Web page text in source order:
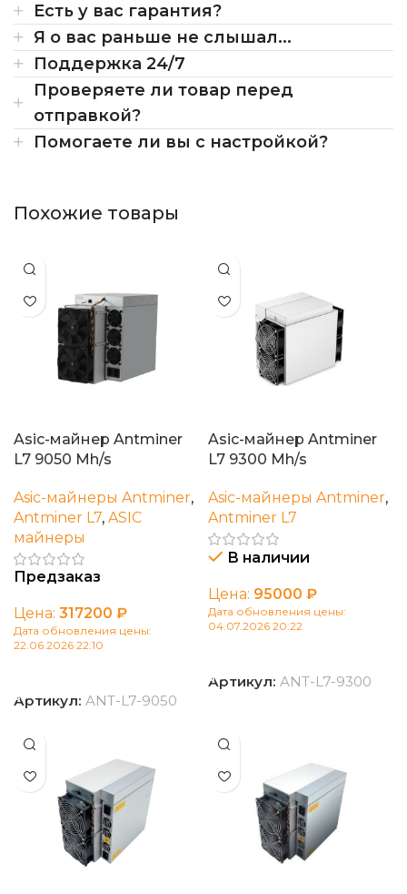
Есть у вас гарантия?
Я о вас раньше не слышал...
Поддержка 24/7
Проверяете ли товар перед
отправкой?
Помогаете ли вы с настройкой?
Похожие товары
Asic-майнер Antminer
L7 9050 Mh/s
Asic-майнеры Antminer,
Antminer L7, ASIC
майнеры
Предзаказ
Цена: 317200 ₽
Дата обновления цены:
22.06.2026 22:10
Артикул: ANT-L7-9050
Asic-майнер Antminer
L7 9300 Mh/s
Asic-майнеры Antminer,
Antminer L7
В наличии
Цена: 95000 ₽
Дата обновления цены:
04.07.2026 20:22
Артикул: ANT-L7-9300